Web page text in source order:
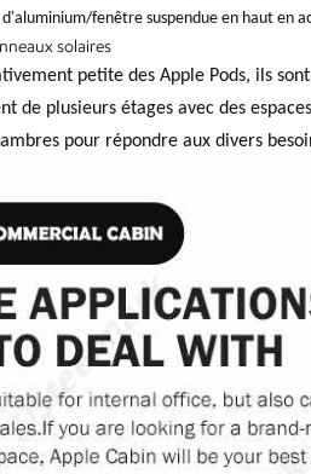
fenêtre suspendue en haut en
solaires
petite des Apple Pods, ils
de plusieurs étages avec des
pour répondre aux divers